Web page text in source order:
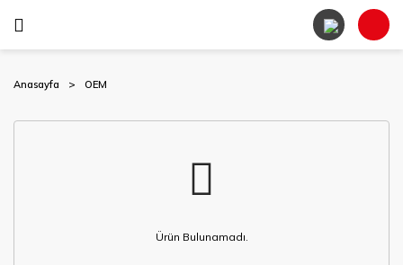
Anasayfa OEM
Ürün Bulunamadı.